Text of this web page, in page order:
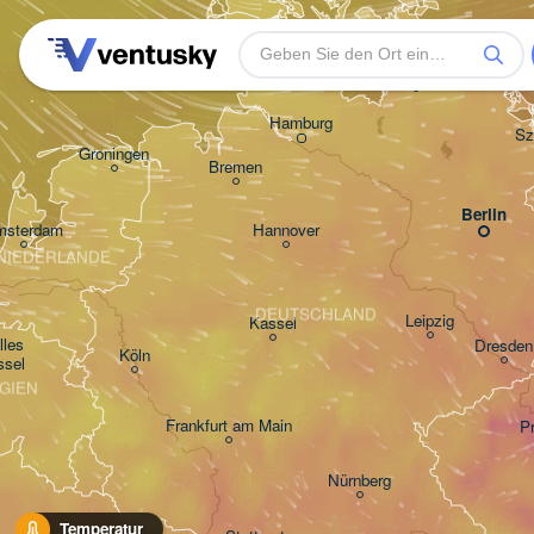
Temperatur
Hamburg
Köln
Frankfurt am Main
Bremen
Hannover
Nürnberg
Kassel
Groningen
DEUTSCHLAND
Berlin
Leipzig
Dresden